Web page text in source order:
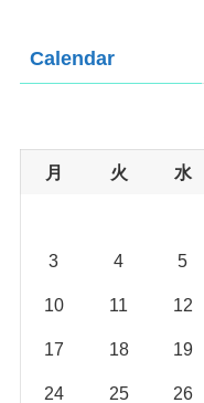
Calendar
月 火 水
3 4 5
10 11 12
17 18 19
24 25 26